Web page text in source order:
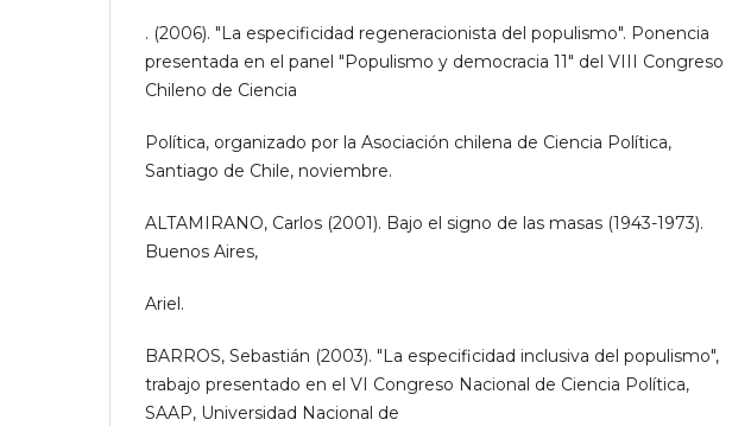
. (2006). "La especificidad regeneracionista del populismo". Ponencia
presentada en el panel "Populismo y democracia 11" del VIII Congreso
Chileno de Ciencia
Política, organizado por la Asociación chilena de Ciencia Política,
Santiago de Chile, noviembre.
ALTAMIRANO, Carlos (2001). Bajo el signo de las masas (1943-1973).
Buenos Aires,
Ariel.
BARROS, Sebastián (2003). "La especificidad inclusiva del populismo",
trabajo presentado en el VI Congreso Nacional de Ciencia Política,
SAAP, Universidad Nacional de